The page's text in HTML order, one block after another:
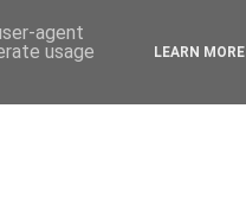
agent
usage
LEARN MORE